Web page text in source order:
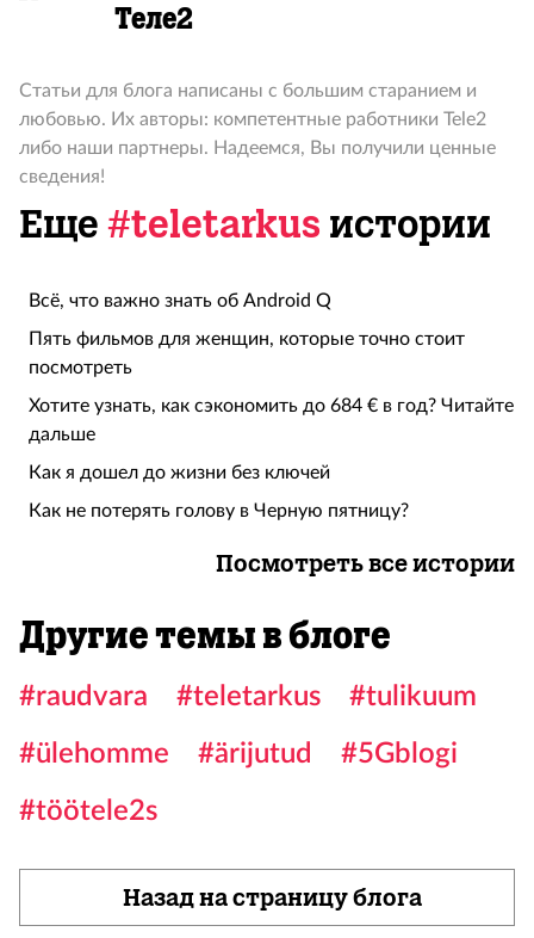
Теле2
Статьи для блога написаны с большим старанием и
любовью. Их авторы: компетентные работники Tele2
либо наши партнеры. Надеемся, Вы получили ценные
сведения!
Еще #teletarkus истории
Всё, что важно знать об Android Q
Пять фильмов для женщин, которые точно стоит
посмотреть
Хотите узнать, как сэкономить до 684 € в год? Читайте
дальше
Как я дошел до жизни без ключей
Как не потерять голову в Черную пятницу?
Посмотреть все истории
Другие темы в блоге
#raudvara #teletarkus
#tulikuum
#ülehomme
#ärijutud
#5Gblogi
#töötele2s
Назад на страницу блога